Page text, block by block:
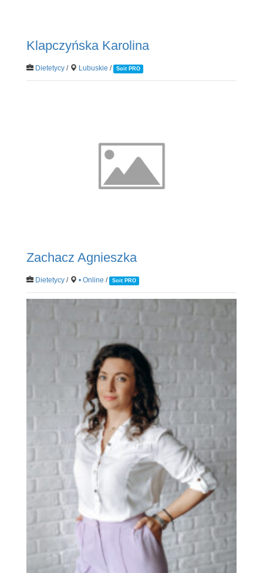
Klapczyńska Karolina
Dietetycy/ Lubuskie / Soit PRO
Zachacz Agnieszka
Dietetycy/ • Online / Soit PRO